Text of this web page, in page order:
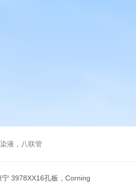
液，八联管
3978XX16孔板，Corning